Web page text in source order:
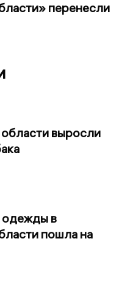
перенесли
выросли
одежды в
пошла на